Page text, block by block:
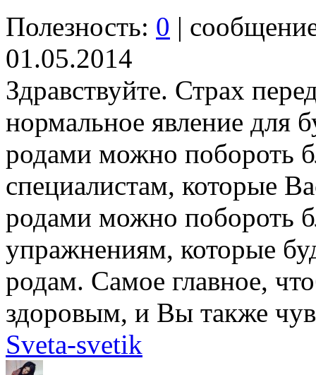
Полезность: 0 |
01.05.2014
Здравствуйте. Страх
нормальное явление для
родами можно побороть
специалистам, которые
родами можно побороть
упражнениям, которые
родам. Самое главное,
здоровым, и Вы также
Sveta-svetik